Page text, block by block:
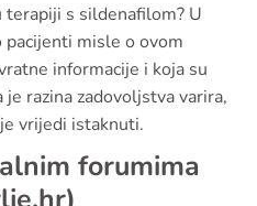
terapiji s sildenafilom? U
misle o ovom
informacije i koja su
razina zadovoljstva varira,
vrijedi istaknuti.
forumima